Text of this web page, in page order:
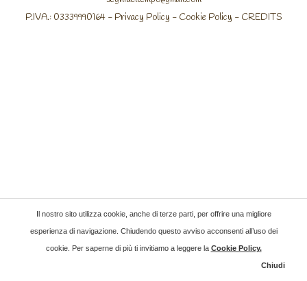
P.IVA.: 03339990164 - Privacy Policy - Cookie Policy - CREDITS
Il nostro sito utilizza cookie, anche di terze parti, per offrire una migliore
esperienza di navigazione. Chiudendo questo avviso acconsenti all’uso dei
cookie. Per saperne di più ti invitiamo a leggere la Cookie Policy.
Chiudi